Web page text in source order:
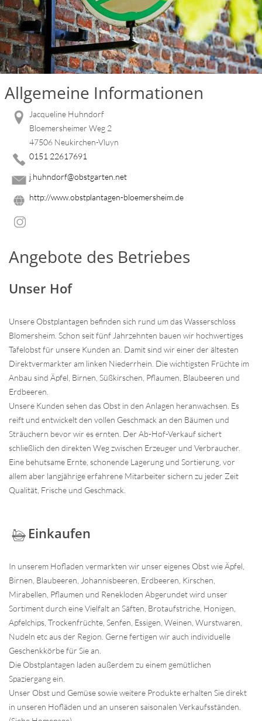
Allgemeine Informationen
Jacqueline Huhndorf
Bloemersheimer Weg 2
47506 Neukirchen-Vluyn
0151 22617691
j.huhndorf@obstgarten.net
http://www.obstplantagen-bloemersheim.de
Angebote des Betriebes
Unser Hof
Unsere Obstplantagen befinden sich rund um das Wasserschloss
Blomersheim. Schon seit fünf Jahrzehnten bauen wir hochwertiges
Tafelobst für unsere Kunden an. Damit sind wir einer der ältesten
Direktvermarkter am linken Niederrhein. Die wichtigsten Früchte im
Anbau sind Äpfel, Birnen, Süßkirschen, Pflaumen, Blaubeeren und
Erdbeeren.
Unsere Kunden sehen das Obst in den Anlagen heranwachsen. Es
reift und entwickelt den vollen Geschmack an den Bäumen und
Sträuchern bevor wir es ernten. Der Ab-Hof-Verkauf sichert
schließlich den direkten Weg zwischen Erzeuger und Verbraucher.
Eine behutsame Ernte, schonende Lagerung und Sortierung, vor
allem aber langjährige erfahrene Mitarbeiter sichern zu jeder Zeit
Qualität, Frische und Geschmack.
Einkaufen
In unserem Hofladen vermarkten wir unser eigenes Obst wie Äpfel,
Birnen, Blaubeeren, Johannisbeeren, Erdbeeren, Kirschen,
Mirabellen, Pflaumen und Renekloden Abgerundet wird unser
Sortiment durch eine Vielfalt an Säften, Brotaufstriche, Honigen,
Apfelchips, Trockenfrüchte, Senfen, Essigen, Weinen, Wurstwaren,
Nudeln etc aus der Region. Gerne fertigen wir auch individuelle
Geschenkkörbe für Sie an.
Die Obstplantagen laden außerdem zu einem gemütlichen
Spaziergang ein.
Unser Obst und Gemüse sowie weitere Produkte erhalten Sie direkt
in unseren Hofläden und an unseren saisonalen Verkaufsständen.